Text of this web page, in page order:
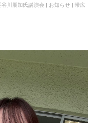
谷川朋加氏講演会 | お知らせ | 帯広